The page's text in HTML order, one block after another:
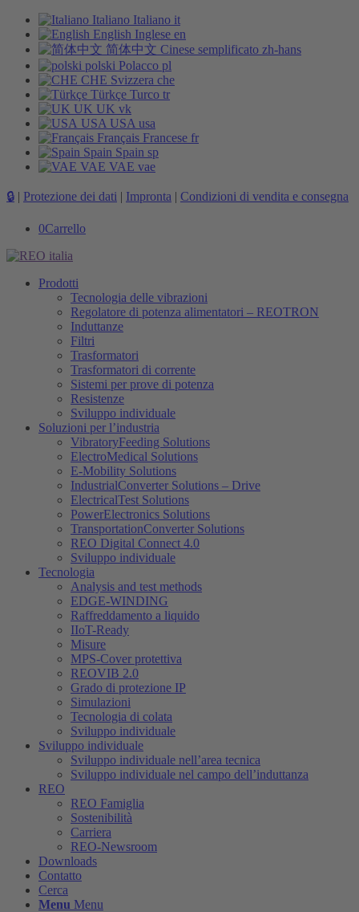
Italiano Italiano it
English Inglese en
简体中文 Cinese semplificato zh-hans
polski Polacco pl
CHE Svizzera che
Türkçe Turco tr
UK UK vk
USA USA usa
Français Francese fr
Spain Spain sp
VAE VAE vae
🔒 | Protezione dei dati | Impronta | Condizioni di vendita e consegna
0Carrello
Prodotti
Tecnologia delle vibrazioni
Regolatore di potenza alimentatori – REOTRON
Induttanze
Filtri
Trasformatori
Trasformatori di corrente
Sistemi per prove di potenza
Resistenze
Sviluppo individuale
Soluzioni per l’industria
VibratoryFeeding Solutions
ElectroMedical Solutions
E-Mobility Solutions
IndustrialConverter Solutions – Drive
ElectricalTest Solutions
PowerElectronics Solutions
TransportationConverter Solutions
REO Digital Connect 4.0
Sviluppo individuale
Tecnologia
Analysis and test methods
EDGE-WINDING
Raffreddamento a liquido
IIoT-Ready
Misure
MPS-Cover protettiva
REOVIB 2.0
Grado di protezione IP
Simulazioni
Tecnologia di colata
Sviluppo individuale
Sviluppo individuale
Sviluppo individuale nell’area tecnica
Sviluppo individuale nel campo dell’induttanza
REO
REO Famiglia
Sostenibilità
Carriera
REO-Newsroom
Downloads
Contatto
Cerca
Menu Menu